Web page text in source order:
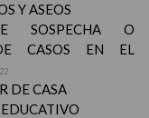
Y ASEOS
SOSPECHA O
CASOS EN EL
DE CASA